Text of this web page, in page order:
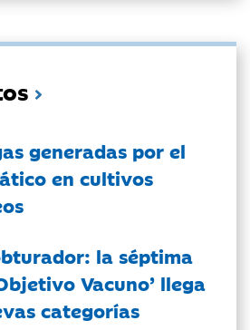
generadas por el
en cultivos
la séptima
Vacuno’ llega
categorías